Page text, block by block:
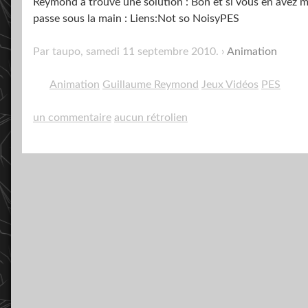
passe sous la main : Liens:Not so NoisyPES
Par taupo, samedi 11 septembre 2010. Animation
Animation Guillaume Reymond Jeux Vidéos PES
un commentaire aucun rétrolien